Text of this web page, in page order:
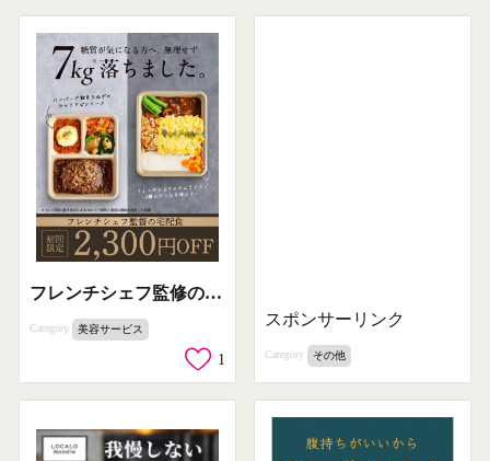
フレンチシェフ監修の糖質調整宅配食で7kg減量サポート
Category 美容サービス
1
スポンサーリンク
Category その他